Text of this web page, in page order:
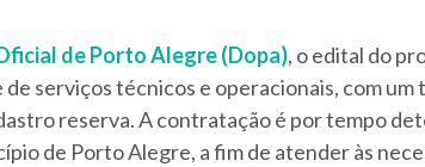
de Porto Alegre (Dopa), o edital do
serviços técnicos e operacionais, com um
reserva. A contratação é por tempo
de Porto Alegre, a fim de atender às